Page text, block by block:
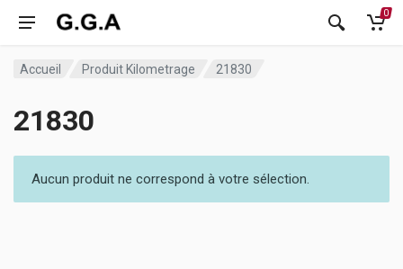
0
Accueil Produit Kilometrage 21830
21830
Aucun produit ne correspond à votre sélection.